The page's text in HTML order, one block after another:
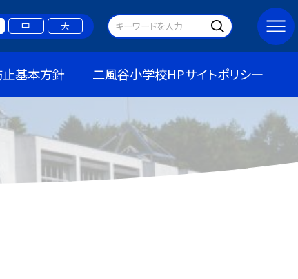
中 大
止基本方針 二風谷小学校HPサイトポリシー